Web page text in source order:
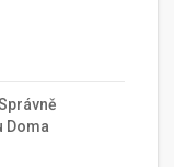
Doma